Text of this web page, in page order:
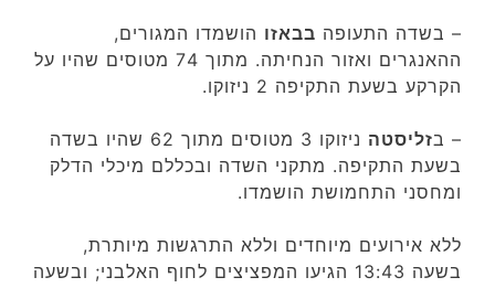
– בשדה התעופה בבאזו הושמדו המגורים,
ההאנגרים ואזור הנחיתה. מתוך 74 מטוסים שהיו על
הקרקע בשעת התקיפה 2 ניזוקו.
– בזליסטה
ניזוקו 3 מטוסים מתוך 62 שהיו בשדה
בשעת התקיפה. מתקני השדה ובכללם מיכלי הדלק
ומחסני התחמושת הושמדו.
ללא אירועים מיוחדים וללא התרגשות מיותרת,
בשעה 13:43 הגיעו המפציצים לחוף האלבני; ובשעה